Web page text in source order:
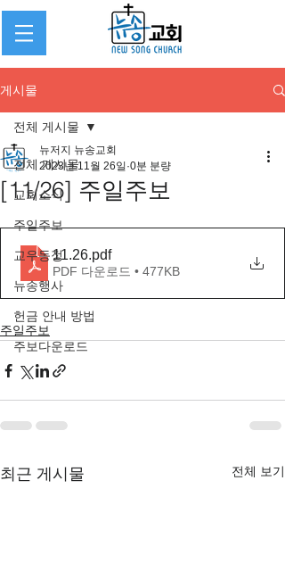
게시물
전체 게시물
교회소식
주일주보
교우동정
뉴송행사
헌금 안내 방법
주보다운로드
전체 게시물
[11/26] 주일주보
뉴저지 뉴송교회
2023년 11월 26일 0분 분량
11.26.pdf
PDF 다운로드 • 477KB
주일주보
최근 게시물 전체 보기